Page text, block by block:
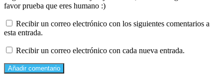
favor prueba que eres humano :)
Recibir un correo electrónico con los siguientes comentarios a
esta entrada.
Recibir un correo electrónico con cada nueva entrada.